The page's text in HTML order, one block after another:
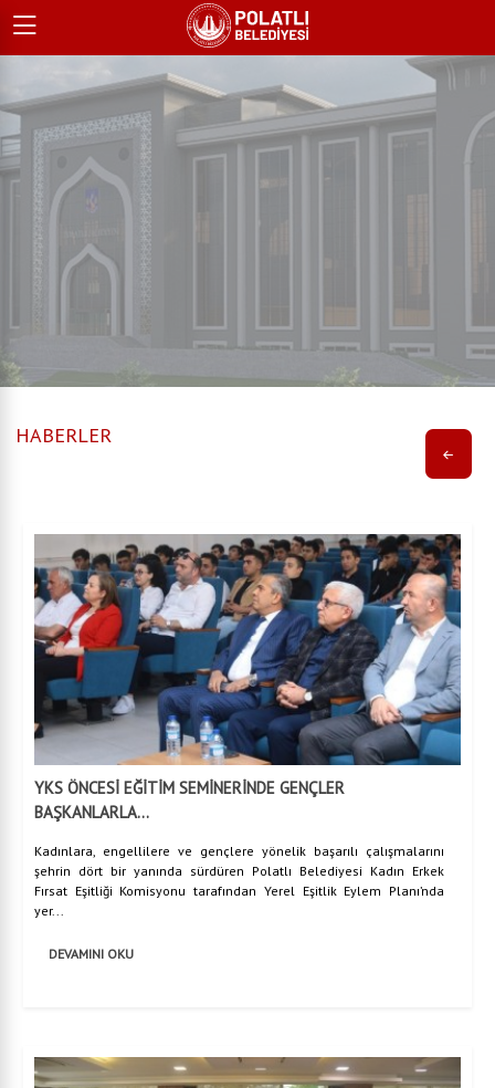
HABERLER
YKS ÖNCESİ EĞİTİM SEMİNERİNDE GENÇLER
BAŞKANLARLA...
Kadınlara, engellilere ve gençlere yönelik başarılı çalışmalarını
şehrin dört bir yanında sürdüren Polatlı Belediyesi Kadın Erkek
Fırsat Eşitliği Komisyonu tarafından Yerel Eşitlik Eylem Planı’nda
yer...
DEVAMINI OKU